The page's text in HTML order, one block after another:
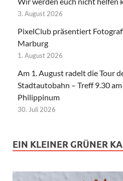
3. August 2026
PixelClub präsentiert
Marburg
1. August 2026
Am 1. August radelt die Tour
Stadtautobahn – Treff 9.30
Philippinum
30. Juli 2026
EIN KLEINER GRÜNER